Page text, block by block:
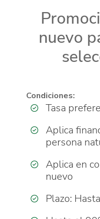
nuevo
Condiciones:
Tasa
Aplica
persona
Aplica en
nuevo
Plazo: